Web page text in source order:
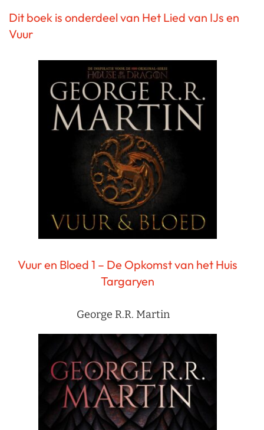
Dit boek is onderdeel van Het Lied van IJs en
Vuur
Vuur en Bloed 1 – De Opkomst van het Huis
Targaryen
George R.R. Martin